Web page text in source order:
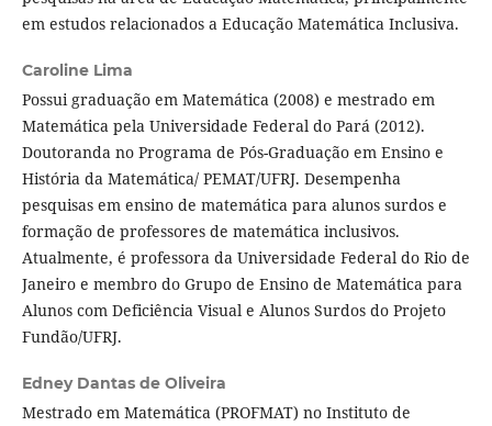
em estudos relacionados a Educação Matemática Inclusiva.
Caroline Lima
Possui graduação em Matemática (2008) e mestrado em
Matemática pela Universidade Federal do Pará (2012).
Doutoranda no Programa de Pós-Graduação em Ensino e
História da Matemática/ PEMAT/UFRJ. Desempenha
pesquisas em ensino de matemática para alunos surdos e
formação de professores de matemática inclusivos.
Atualmente, é professora da Universidade Federal do Rio de
Janeiro e membro do Grupo de Ensino de Matemática para
Alunos com Deficiência Visual e Alunos Surdos do Projeto
Fundão/UFRJ.
Edney Dantas de Oliveira
Mestrado em Matemática (PROFMAT) no Instituto de